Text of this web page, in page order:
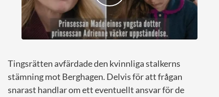
Tingsrätten avfärdade den kvinnliga stalkerns
stämning mot Berghagen. Delvis för att frågan
snarast handlar om ett eventuellt ansvar för de